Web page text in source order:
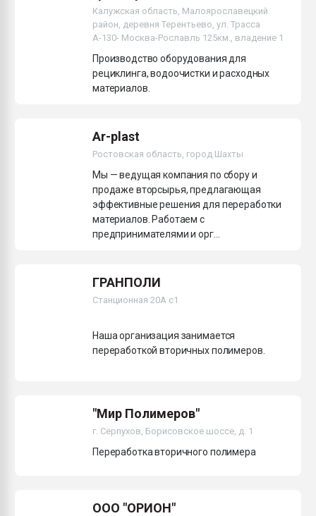
Всё, что касается
бутылок
ПЕРЕЙТИ НА
Калужская область, Малоярославецкий
район, деревня Терентьево, ул. Трасса
А-130- Москва-Рославль 125км., владение 1
Производство оборудования для
рециклинга, водоочистки и расходных
материалов.
Ar-plast
Ростовская область, город Шахты
Мы — ведущая компания по сбору и
продаже вторсырья, предлагающая
эффективные решения для переработки
материалов. Работаем с
предпринимателями и орг...
"Мир Полимеров"
г. Серпухов, Борисовское шоссе, д. 1
Переработка вторичного полимера
ГРАНПОЛИ
Станционная 20А с1
Наша организация занимается
переработкой вторичных полимеров.
ООО "ОРИОН"